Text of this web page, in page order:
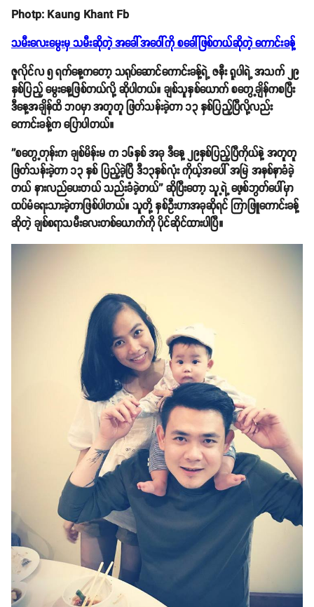
Photp: Kaung Khant Fb
သမီးလေးမွေးမှ သမီးဆိုတဲ့ အခေါ်အဝေါ်ကို စခေါ်ဖြစ်တယ်ဆိုတဲ့ ကောင်းခန့်
ဇူလိုင်လ ၅ ရက်နေ့ကတော့ သရုပ်ဆောင်ကောင်းခန့်ရဲ့ ဇနီး ရူပါရဲ့ အသက် ၂၉
နှစ်ပြည့် မွေးနေ့ဖြစ်တယ်လို့ ဆိုပါတယ်။ ချစ်သူနှစ်ယောက် စတွေ့ချိန်ကစပြီး
ဒီနေ့အချိန်ထိ ဘဝမှာ အတူတူ ဖြတ်သန်းခဲ့တာ ၁၃ နှစ်ပြည့်ပြီလို့လည်း
ကောင်းခန့်က ပြောပါတယ်။
''စတွေ့တုန်းက ချစ်မိန်းမ က ၁၆နှစ် အခု ဒီနေ့ ၂၉နှစ်ပြည့်ပြီကိုယ်နဲ့ အတူတူ
ဖြတ်သန်းခဲ့တာ ၁၃ နှစ် ပြည့်ခဲ့ပြီ ဒီ၁၃နှစ်လုံး ကိုယ့်အပေါ် အမြဲ အနစ်နာခံခဲ့
တယ် နားလည်ပေးတယ် သည်းခံခဲ့တယ်'' ဆိုပြီးတော့ သူ့ရဲ့ ဖေ့စ်ဘွတ်ပေါ်မှာ
ထပ်မံရေးသားခဲ့တာဖြစ်ပါတယ်။ သူတို့ နှစ်ဦးဟာအခုဆိုရင် ကြာဖြူကောင်းခန့်
ဆိုတဲ့ ချစ်စရာသမီးလေးတစ်ယောက်ကို ပိုင်ဆိုင်ထားပါပြီ။